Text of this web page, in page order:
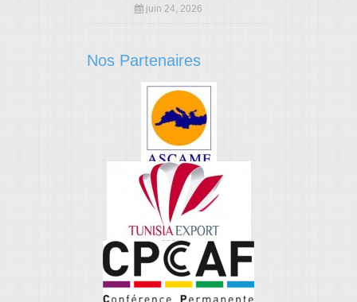
juin 24, 2026
Nos Partenaires